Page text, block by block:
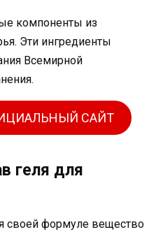
компоненты из
Эти ингредиенты
Всемирной
САЙТ
геля для
своей формуле вещество